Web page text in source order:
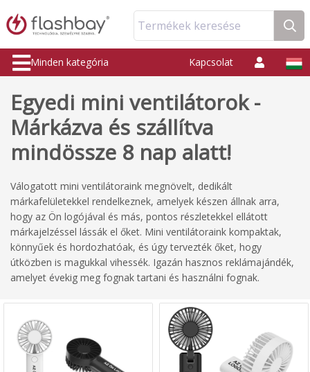
Termékek keresése
Minden kategória Kapcsolat
Egyedi mini ventilátorok -
Márkázva és szállítva
mindössze 8 nap alatt!
Válogatott mini ventilátoraink megnövelt, dedikált
márkafelületekkel rendelkeznek, amelyek készen állnak arra,
hogy az Ön logójával és más, pontos részletekkel ellátott
márkajelzéssel lássák el őket. Mini ventilátoraink kompaktak,
könnyűek és hordozhatóak, és úgy tervezték őket, hogy
útközben is magukkal vihessék. Igazán hasznos reklámajándék,
amelyet évekig meg fognak tartani és használni fognak.